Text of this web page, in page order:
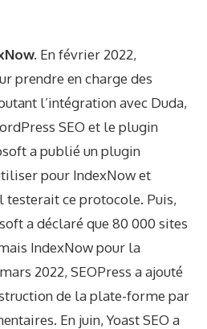
En février 2022,
prendre en charge des
l’intégration avec Duda,
SEO et le plugin
a publié un plugin
pour IndexNow et
testerait ce protocole. Puis,
a déclaré que 80 000 sites
IndexNow pour la
2022, SEOPress a ajouté
de la plate-forme par
En juin, Yoast SEO a